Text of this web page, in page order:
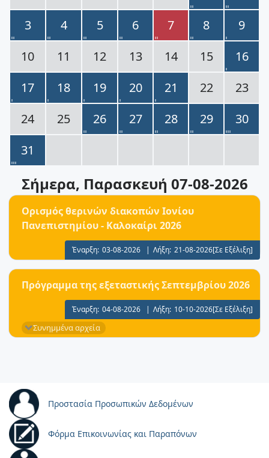
3
4 5 6 7 8
9
10
11 12 13 14 15
16
17
18 19 20 21 22
23
24
25 26 27 28 29
30
31
Σήμερα, Παρασκευή 07-08-2026
Ορισμός θερινών διακοπών Ιονίου
Πανεπιστημίου - Καλοκαίρι 2026
Έναρξη: 03-08-2026 | Λήξη: 21-08-2026[Σε Εξέλιξη]
Πρόγραμμα της εξεταστικής Σεπτεμβρίου 2026
Έναρξη: 04-08-2026 | Λήξη: 10-10-2026[Σε Εξέλιξη]
Συνημμένα αρχεία
Προστασία Προσωπικών Δεδομένων
Φόρμα Επικοινωνίας και Παραπόνων